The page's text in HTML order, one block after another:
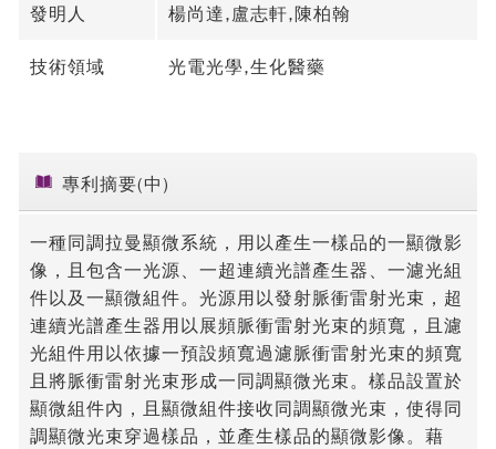
發明人 楊尚達,盧志軒,陳柏翰
技術領域 光電光學,生化醫藥
專利摘要(中)
一種同調拉曼顯微系統，用以產生一樣品的一顯微影
像，且包含一光源、一超連續光譜產生器、一濾光組
件以及一顯微組件。光源用以發射脈衝雷射光束，超
連續光譜產生器用以展頻脈衝雷射光束的頻寬，且濾
光組件用以依據一預設頻寬過濾脈衝雷射光束的頻寬
且將脈衝雷射光束形成一同調顯微光束。樣品設置於
顯微組件內，且顯微組件接收同調顯微光束，使得同
調顯微光束穿過樣品，並產生樣品的顯微影像。藉